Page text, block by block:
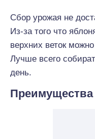
Сбор урожая не
Из-за того что
верхних веток
Лучше всего
день.
Преимущества